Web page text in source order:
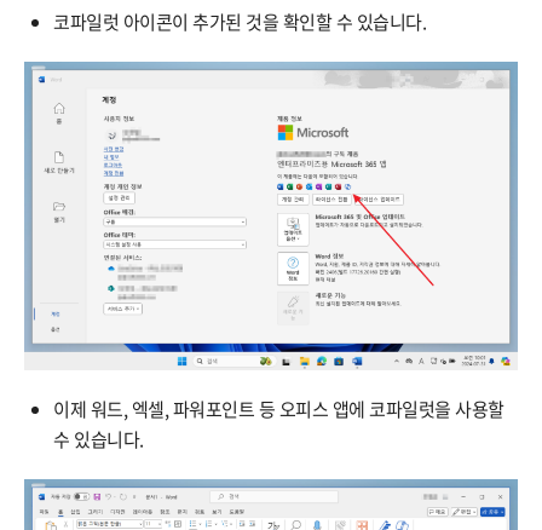
코파일럿 아이콘이 추가된 것을 확인할 수 있습니다.
이제 워드, 엑셀, 파워포인트 등 오피스 앱에 코파일럿을 사용할
수 있습니다.